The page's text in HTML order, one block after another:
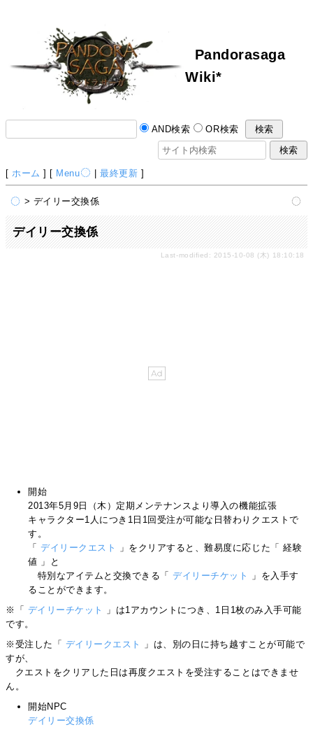
Pandorasaga
Wiki*
AND検索 OR検索
[ ホーム ] [ Menu |最終更新 ]
> デイリー交換係
デイリー交換係
Last-modified: 2015-10-08 (木) 18:10:18
開始
2013年5月9日（木）定期メンテナンスより導入の機能拡張
キャラクター1人につき1日1回受注が可能な日替わりクエストで
す。
「デイリークエスト
」をクリアすると、難易度に応じた「 経験
値 」と
特別なアイテムと交換できる「デイリーチケット
」を入手す
ることができます。
※「 デイリーチケット
」は1アカウントにつき、1日1枚のみ入手可能
です。
※受注した「 デイリークエスト
」は、別の日に持ち越すことが可能で
すが、
クエストをクリアした日は再度クエストを受注することはできませ
ん。
開始NPC
デイリー交換係